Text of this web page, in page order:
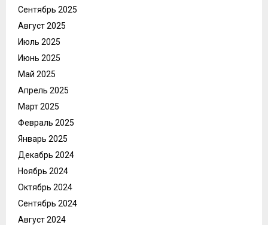
Сентябрь 2025
Август 2025
Июль 2025
Июнь 2025
Май 2025
Апрель 2025
Март 2025
Февраль 2025
Январь 2025
Декабрь 2024
Ноябрь 2024
Октябрь 2024
Сентябрь 2024
Август 2024